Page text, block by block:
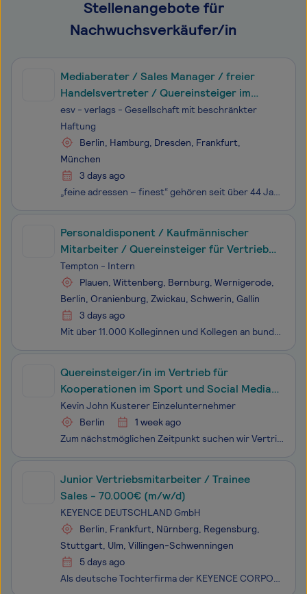
Stellenangebote für
Nachwuchsverkäufer/in
Mediaberater / Sales Manager / freier
Handelsvertreter / Quereinsteiger im
Vertrieb (m/w/d)
esv - verlags - Gesellschaft mit beschränkter
Haftung
Berlin, Hamburg, Dresden, Frankfurt,
München
3 days ago
„feine adressen – finest“ gehören seit über 44 Jahren zu den führenden Premium-Lifestyle Magazinen in Deutschland und bieten den attraktiven Rahmen für eine hochwertige Präsentation im Exklusivbereich. Unterstützen Sie uns bei der Suche nach den feinen Adressen Ihrer Region und werden Sie Teil unser
Personaldisponent / Kaufmännischer
Mitarbeiter / Quereinsteiger für Vertrieb
und Personal (m/w/d)
Tempton - Intern
Plauen, Wittenberg, Bernburg, Wernigerode,
Berlin, Oranienburg, Zwickau, Schwerin, Gallin
3 days ago
Mit über 11.000 Kolleginnen und Kollegen an bundesweit 200 Standorten gehört Tempton zu den größten Personaldienstleistern Deutschlands. Unser gemeinsames Ziel: motivierte Jobsuchende und Unternehmen, die personelle Unterstützung suchen, zusammenzubringen.Wir suchen nicht irgendeinen Mitarbeiter (m/
Quereinsteiger/in im Vertrieb für
Kooperationen im Sport und Social Media
(m/w/d)
Kevin John Kusterer Einzelunternehmer
Berlin
1 week ago
Zum nächstmöglichen Zeitpunkt suchen wir Vertriebsmitarbeiter für Kooperationen Sport & Social Media (m/w/d). Teilzeit / Vollzeit möglich.Wir sind ein modernes Maklerunternehmen im Finanzsektor mit Fokus auf Finanzoptimierungen, Investmentlösungen, Immobilienanbindungen und Krankenkassenprojekte, wo
Junior Vertriebsmitarbeiter / Trainee
Sales - 70.000€ (m/w/d)
KEYENCE DEUTSCHLAND GmbH
Berlin, Frankfurt, Nürnberg, Regensburg,
Stuttgart, Ulm, Villingen-Schwenningen
5 days ago
Als deutsche Tochterfirma der KEYENCE CORPORATION, einem der „World’s Most Innovative Companies“ (Forbes), bieten wir innovative Produkte im Bereich Industrie 4.0 und Digitalisierung wie Mikroskop-Systeme, industrielle Mess- und Automatisierungstechnik sowie 3D-Drucker an.Junior Vertriebsmitarbeiter